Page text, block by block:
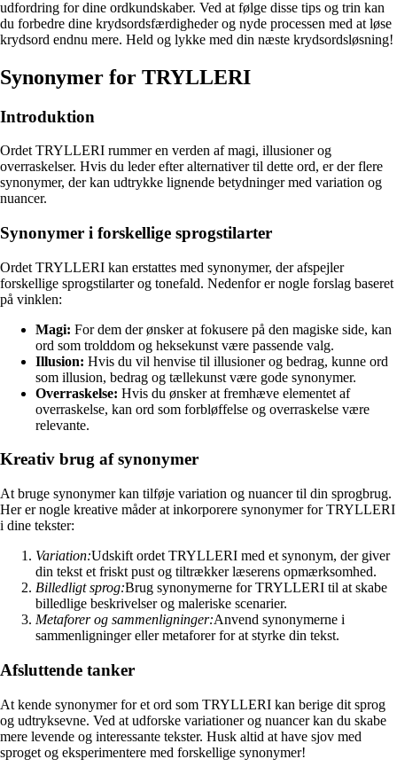
udfordring for dine ordkundskaber. Ved at følge disse tips og trin kan
du forbedre dine krydsordsfærdigheder og nyde processen med at løse
krydsord endnu mere. Held og lykke med din næste krydsordsløsning!
Synonymer for TRYLLERI
Introduktion
Ordet TRYLLERI rummer en verden af magi, illusioner og
overraskelser. Hvis du leder efter alternativer til dette ord, er der flere
synonymer, der kan udtrykke lignende betydninger med variation og
nuancer.
Synonymer i forskellige sprogstilarter
Ordet TRYLLERI kan erstattes med synonymer, der afspejler
forskellige sprogstilarter og tonefald. Nedenfor er nogle forslag baseret
på vinklen:
Magi: For dem der ønsker at fokusere på den magiske side, kan
ord som trolddom og heksekunst være passende valg.
Illusion: Hvis du vil henvise til illusioner og bedrag, kunne ord
som illusion, bedrag og tællekunst være gode synonymer.
Overraskelse: Hvis du ønsker at fremhæve elementet af
overraskelse, kan ord som forbløffelse og overraskelse være
relevante.
Kreativ brug af synonymer
At bruge synonymer kan tilføje variation og nuancer til din sprogbrug.
Her er nogle kreative måder at inkorporere synonymer for TRYLLERI
i dine tekster:
Variation:Udskift ordet TRYLLERI med et synonym, der giver
din tekst et friskt pust og tiltrækker læserens opmærksomhed.
Billedligt sprog:Brug synonymerne for TRYLLERI til at skabe
billedlige beskrivelser og maleriske scenarier.
Metaforer og sammenligninger:Anvend synonymerne i
sammenligninger eller metaforer for at styrke din tekst.
Afsluttende tanker
At kende synonymer for et ord som TRYLLERI kan berige dit sprog
og udtryksevne. Ved at udforske variationer og nuancer kan du skabe
mere levende og interessante tekster. Husk altid at have sjov med
sproget og eksperimentere med forskellige synonymer!